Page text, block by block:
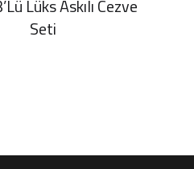
Lüks Askılı Cezve
Seti